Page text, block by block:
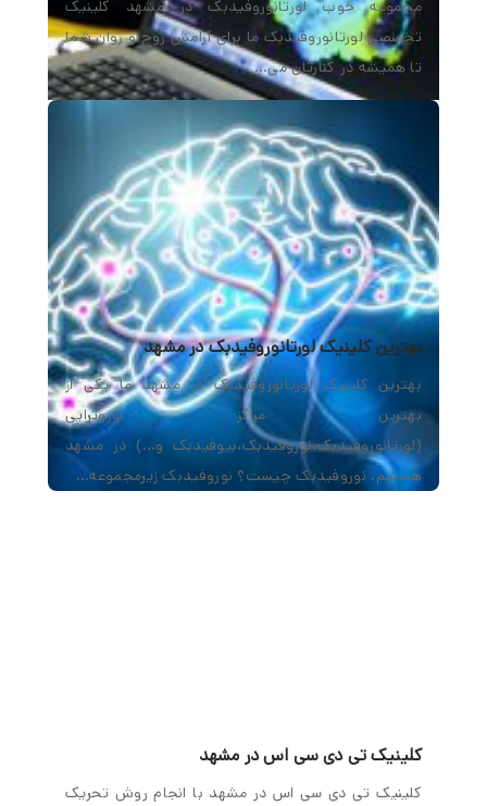
مجموعه خوب لورتانوروفیدبک در مشهد کلینیک
تخصصی لورتانوروفیدبک ما برای آرامش روح و روان شما
تا همیشه در کنارتان می…
بهترین کلینیک لورتانوروفیدبک در مشهد
بهترین کلینیک لورتانوروفیدبک در مشهد ما یکی از
بهترین مراکز نوروتراپی
(لورتانوروفیدبک،نوروفیدبک،بیوفیدبک و…) در مشهد
هستیم. نوروفیدبک چیست؟ نوروفیدبک زیرمجموعه…
کلینیک تی دی سی اس در مشهد
کلینیک تی دی سی اس در مشهد با انجام روش تحریک